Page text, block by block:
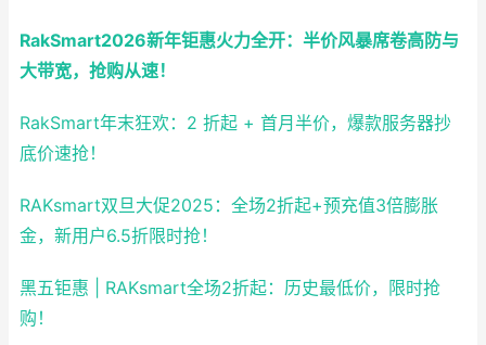
RakSmart2026新年钜惠火力全开：半价风暴席卷高防与
大带宽，抢购从速！
RakSmart年末狂欢：2 折起 + 首月半价，爆款服务器抄
底价速抢！
RAKsmart双旦大促2025：全场2折起+预充值3倍膨胀
金，新用户6.5折限时抢！
黑五钜惠 | RAKsmart全场2折起：历史最低价，限时抢
购！